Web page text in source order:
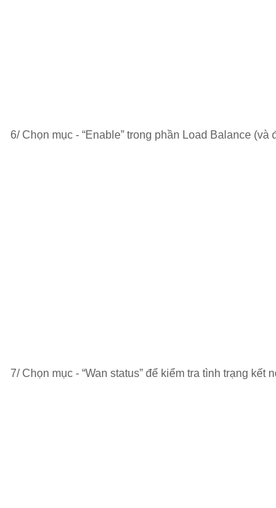
6/ Chọn mục - “Enable” trong phần Load Balance
7/ Chọn mục - “Wan status” để kiểm tra tình trạng